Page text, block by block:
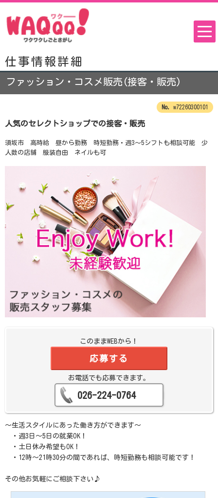
仕事情報詳細
ファッション・コスメ販売(接客・販売)
w72260300101
人気のセレクトショップでの接客・販売
須坂市 高時給 昼から勤務 時短勤務・週3～5シフトも相談可能 少
人数の店舗 服装自由 ネイルも可
このままWEBから！
応募する
お電話でも応募できます。
026-224-0764
～生活スタイルにあった働き方ができます～
・週3日～5日の就業OK！
・土日休み希望もOK！
・12時～21時30分の間であれば、時短勤務も相談可能です！
その他お気軽にご相談下さい♪